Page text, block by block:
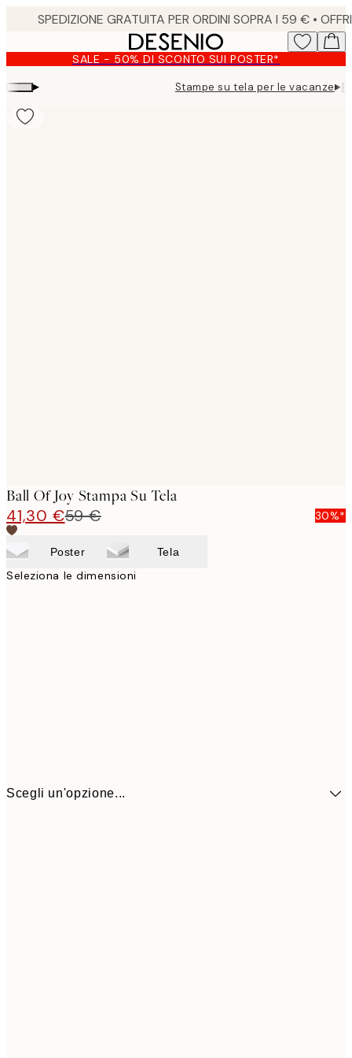
content.
SALE - 50% DI SCONTO SUI POSTER*
▸ Stampe su tela per le vacanze▸
Ball Of Joy Stampa Su Tela
41,30 €59 € 30%*
Poster Tela
Seleziona le dimensioni
Scegli un'opzione...